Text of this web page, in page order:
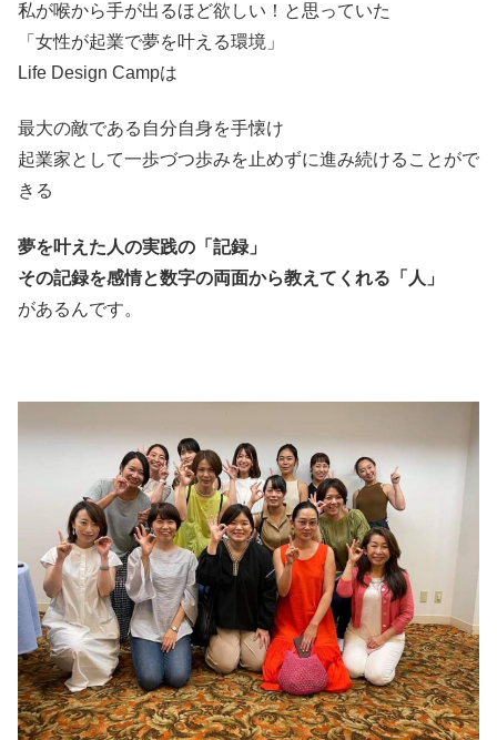
私が喉から手が出るほど欲しい！と思っていた
「女性が起業で夢を叶える環境」
Life Design Campは
最大の敵である自分自身を手懐け
起業家として一歩づつ歩みを止めずに進み続けることがで
きる
夢を叶えた人の実践の「記録」
その記録を感情と数字の両面から教えてくれる「人」
があるんです。